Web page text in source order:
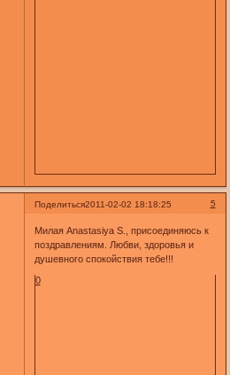
Поделиться 5
2011-02-02 18:18:25
Милая Anastasiya S., присоединяюсь к
поздравлениям. Любви, здоровья и
душевного спокойствия тебе!!!
0